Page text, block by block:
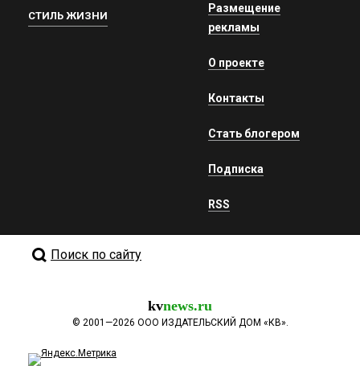
СТИЛЬ ЖИЗНИ
Размещение
рекламы
О проекте
Контакты
Стать блогером
Подписка
RSS
Поиск по сайту
kvnews.ru
© 2001—2026 ООО ИЗДАТЕЛЬСКИЙ ДОМ «КВ».